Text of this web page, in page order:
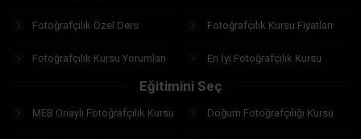
Fotoğrafçılık Özel Ders Fotoğrafçılık Kursu Fiyatları
Fotoğrafçılık Kursu Yorumları En İyi Fotoğrafçılık Kursu
Eğitimini Seç
MEB Onaylı Fotoğrafçılık Kursu Doğum Fotoğrafçılığı Kursu